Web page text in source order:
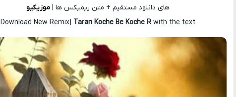
های دانلود مستقیم + متن ریمیکس ها | موزیکیو
Download New Remix | Taran Koche Be Koche Rwith the text